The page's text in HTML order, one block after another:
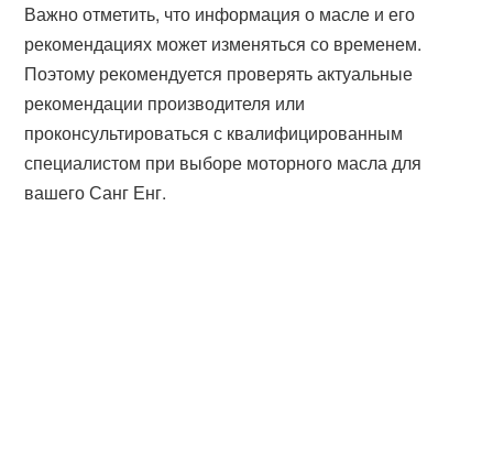
Важно отметить, что информация о масле и его
рекомендациях может изменяться со временем.
Поэтому рекомендуется проверять актуальные
рекомендации производителя или
проконсультироваться с квалифицированным
специалистом при выборе моторного масла для
вашего Санг Енг.